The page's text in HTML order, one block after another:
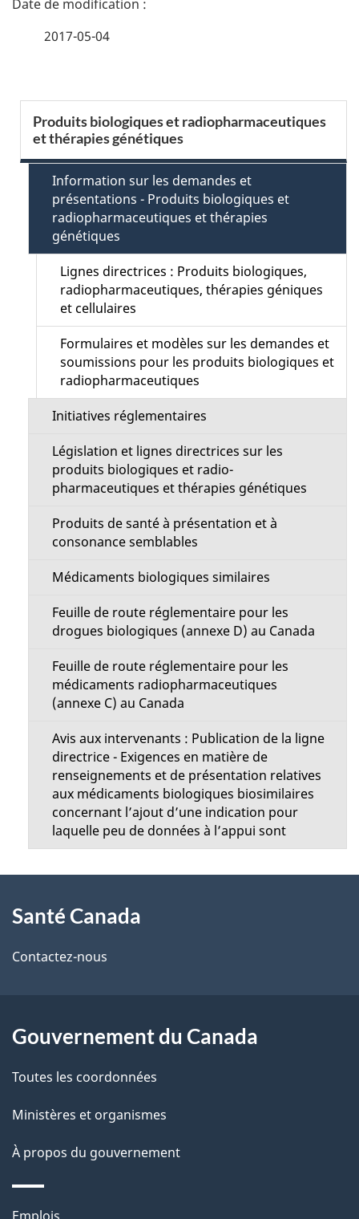
a
2017-05-04
e
Produits biologiques et radiopharmaceutiques
et thérapies génétiques
Information sur les demandes et
présentations - Produits biologiques et
radiopharmaceutiques et thérapies
génétiques
Lignes directrices : Produits biologiques,
radiopharmaceutiques, thérapies géniques
et cellulaires
Formulaires et modèles sur les demandes et
soumissions pour les produits biologiques et
radiopharmaceutiques
Initiatives réglementaires
Législation et lignes directrices sur les
produits biologiques et radio-
pharmaceutiques et thérapies génétiques
Produits de santé à présentation et à
consonance semblables
Médicaments biologiques similaires
Feuille de route réglementaire pour les
drogues biologiques (annexe D) au Canada
Feuille de route réglementaire pour les
médicaments radiopharmaceutiques
(annexe C) au Canada
Avis aux intervenants : Publication de la ligne
directrice - Exigences en matière de
renseignements et de présentation relatives
aux médicaments biologiques biosimilaires
concernant l’ajout d’une indication pour
laquelle peu de données à l’appui sont
propos
de
site
Santé Canada
Contactez-nous
Gouvernement du Canada
Toutes les coordonnées
Ministères et organismes
À propos du gouvernement
Emplois